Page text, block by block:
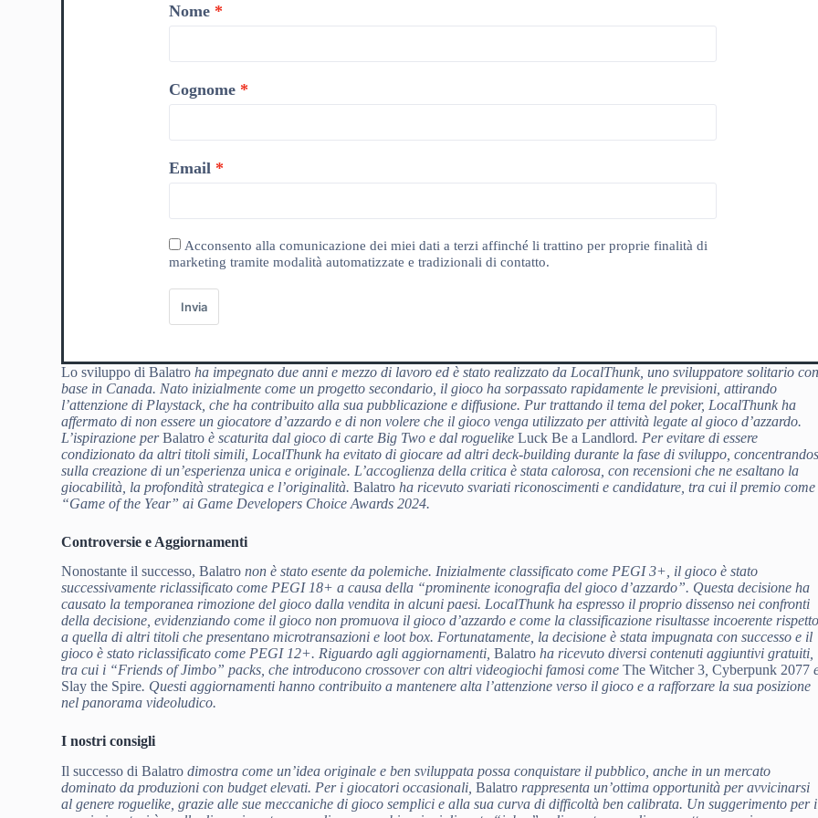
Nome
Cognome
Email
Acconsento alla comunicazione dei miei dati a terzi affinché li trattino per proprie finalità di
marketing tramite modalità automatizzate e tradizionali di contatto.
Invia
Lo sviluppo di Balatro ha impegnato due anni e mezzo di lavoro ed è stato realizzato da LocalThunk, uno sviluppatore solitario
base in Canada. Nato inizialmente come un progetto secondario, il gioco ha sorpassato rapidamente le previsioni, attirando
l’attenzione di Playstack, che ha contribuito alla sua pubblicazione e diffusione. Pur trattando il tema del poker, LocalThunk ha
affermato di non essere un giocatore d’azzardo e di non volere che il gioco venga utilizzato per attività legate al gioco d’azzardo.
L’ispirazione perBalatro è scaturita dal gioco di carte Big Two e dal roguelikeLuck Be a Landlord. Per evitare di essere
condizionato da altri titoli simili, LocalThunk ha evitato di giocare ad altri deck-building durante la fase di sviluppo,
sulla creazione di un’esperienza unica e originale. L’accoglienza della critica è stata calorosa, con recensioni che ne esaltano la
giocabilità, la profondità strategica e l’originalità.Balatro ha ricevuto svariati riconoscimenti e candidature, tra cui il premio come
“Game of the Year” ai Game Developers Choice Awards 2024.
Controversie e Aggiornamenti
Nonostante il successo, Balatro non è stato esente da polemiche. Inizialmente classificato come PEGI 3+, il gioco è stato
successivamente riclassificato come PEGI 18+ a causa della “prominente iconografia del gioco d’azzardo”. Questa decisione ha
causato la temporanea rimozione del gioco dalla vendita in alcuni paesi. LocalThunk ha espresso il proprio dissenso nei confronti
della decisione, evidenziando come il gioco non promuova il gioco d’azzardo e come la classificazione risultasse incoerente
a quella di altri titoli che presentano microtransazioni e loot box. Fortunatamente, la decisione è stata impugnata con successo e il
gioco è stato riclassificato come PEGI 12+. Riguardo agli aggiornamenti,Balatro ha ricevuto diversi contenuti aggiuntivi gratuiti,
tra cui i “Friends of Jimbo” packs, che introducono crossover con altri videogiochi famosi comeThe Witcher 3,Cyberpunk 2077
Slay the Spire. Questi aggiornamenti hanno contribuito a mantenere alta l’attenzione verso il gioco e a rafforzare la sua posizione
nel panorama videoludico.
I nostri consigli
Il successo di Balatro dimostra come un’idea originale e ben sviluppata possa conquistare il pubblico, anche in un mercato
dominato da produzioni con budget elevati. Per i giocatori occasionali,Balatro rappresenta un’ottima opportunità per avvicinarsi
al genere roguelike, grazie alle sue meccaniche di gioco semplici e alla sua curva di difficoltà ben calibrata. Un suggerimento per i